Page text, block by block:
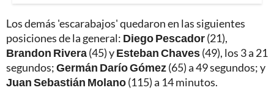
Los demás 'escarabajos' quedaron en las siguientes
posiciones de la general: Diego Pescador(21),
Brandon Rivera(45) yEsteban Chaves(49), los 3 a 21
segundos;Germán Darío Gómez(65) a 49 segundos; y
Juan Sebastián Molano(115) a 14 minutos.